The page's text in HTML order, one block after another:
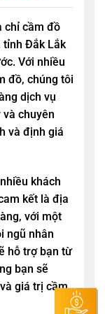
chỉ cầm đồ
tỉnh Đắk Lắk
Với nhiều
đồ, chúng tôi
dịch vụ
chuyên
và định giá
khách
kết là địa
với một
ngũ nhân
hỗ trợ bạn từ
bạn sẽ
giá trị cầm